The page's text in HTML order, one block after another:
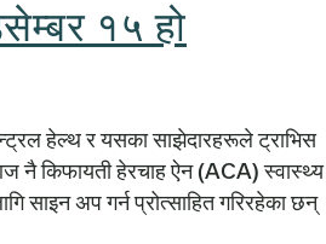
१५ हो
हेल्थ र यसका साझेदारहरूले ट्राभिस
नै किफायती हेरचाह ऐन (ACA) स्वास्थ्य
साइन अप गर्न प्रोत्साहित गरिरहेका छन्